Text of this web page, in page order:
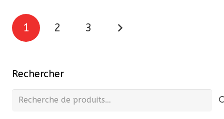
Pagination
des
1 2 3
Rechercher
Recherche